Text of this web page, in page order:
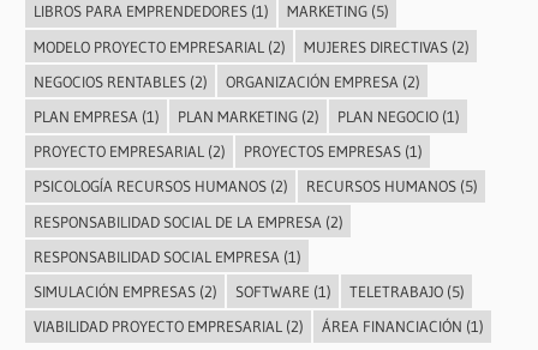
LIBROS PARA EMPRENDEDORES(1) MARKETING(5)
MODELO PROYECTO EMPRESARIAL (2) MUJERES DIRECTIVAS(2)
NEGOCIOS RENTABLES(2) ORGANIZACIÓN EMPRESA (2)
PLAN EMPRESA (1) PLAN MARKETING(2) PLAN NEGOCIO(1)
PROYECTO EMPRESARIAL(2) PROYECTOS EMPRESAS(1)
PSICOLOGÍA RECURSOS HUMANOS(2) RECURSOS HUMANOS(5)
RESPONSABILIDAD SOCIAL DE LA EMPRESA (2)
RESPONSABILIDAD SOCIAL EMPRESA (1)
SIMULACIÓN EMPRESAS(2) SOFTWARE (1) TELETRABAJO(5)
VIABILIDAD PROYECTO EMPRESARIAL (2) ÁREA FINANCIACIÓN (1)